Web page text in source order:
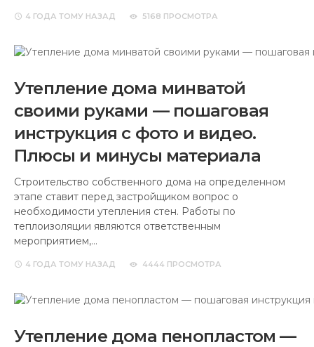
4 ГОДА ТОМУ НАЗАД 5168 ПРОСМОТРА
Утепление дома минватой
своими руками — пошаговая
инструкция с фото и видео.
Плюсы и минусы материала
Строительство собственного дома на определенном
этапе ставит перед застройщиком вопрос о
необходимости утепления стен. Работы по
теплоизоляции являются ответственным
мероприятием,…
4 ГОДА ТОМУ НАЗАД 4444 ПРОСМОТРА
Утепление дома пенопластом —